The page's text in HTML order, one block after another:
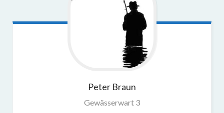
Peter Braun
Gewässerwart 3